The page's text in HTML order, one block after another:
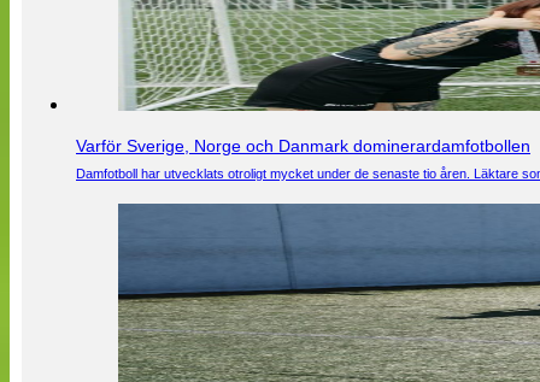
Varför Sverige, Norge och Danmark dominerardamfotbollen
Damfotboll har utvecklats otroligt mycket under de senaste tio åren. Läktare